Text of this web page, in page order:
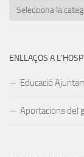
Categories
ENLLAÇOS A
Educació
Aportacions del